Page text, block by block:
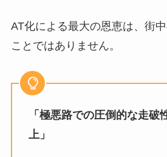
AT化による最大の恩恵は、街
ことではありません。
「極悪路での圧倒的な走破
上」